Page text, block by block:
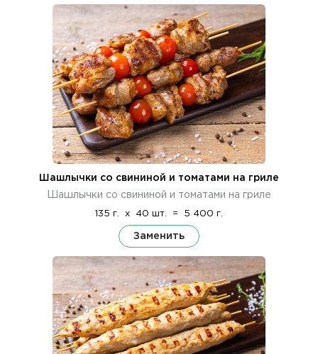
Шашлычки со свининой и томатами на гриле
Шашлычки со свининой и томатами на гриле
135 г. x 40 шт. = 5 400 г.
Заменить